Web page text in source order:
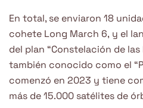
En total, se enviaron 18
cohete Long March 6, y el
del plan “Constelación de las
también conocido como el
comenzó en 2023 y tiene
más de 15.000 satélites de